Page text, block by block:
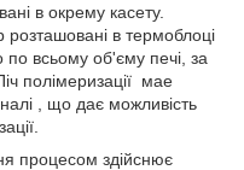
в окрему касету.
розташовані в термоблоці
всьому об'єму печі, за
полімеризації мае
, що дає можливість
процесом здійснює